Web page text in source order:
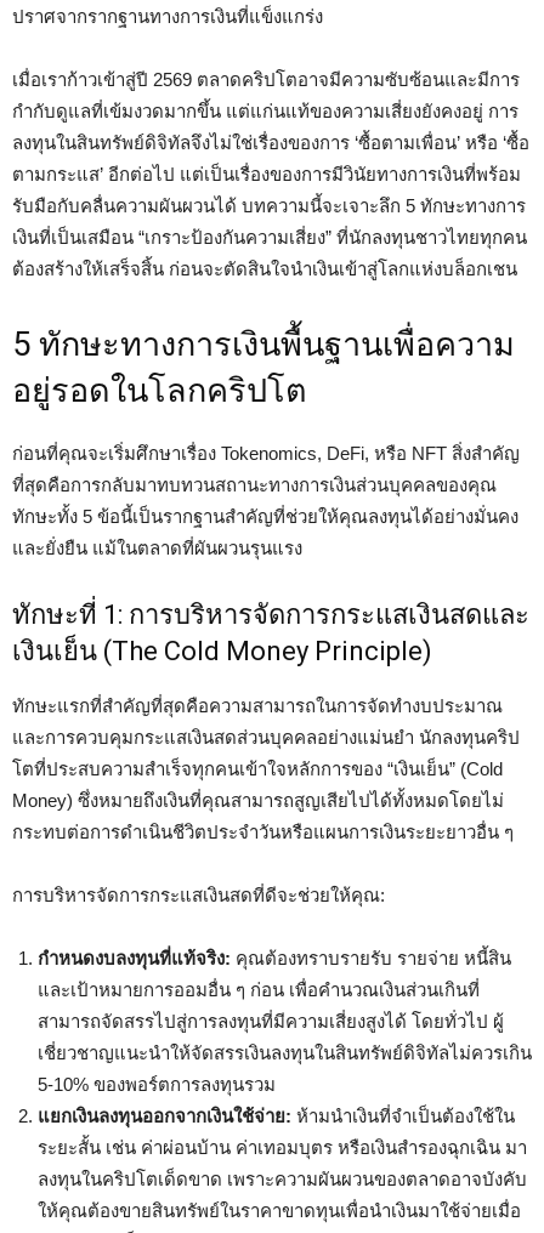
ปราศจากรากฐานทางการเงินที่แข็งแกร่ง
เมื่อเราก้าวเข้าสู่ปี 2569 ตลาดคริปโตอาจมีความซับซ้อนและมีการ
กำกับดูแลที่เข้มงวดมากขึ้น แต่แก่นแท้ของความเสี่ยงยังคงอยู่ การ
ลงทุนในสินทรัพย์ดิจิทัลจึงไม่ใช่เรื่องของการ ‘ซื้อตามเพื่อน’ หรือ ‘ซื้อ
ตามกระแส’ อีกต่อไป แต่เป็นเรื่องของการมีวินัยทางการเงินที่พร้อม
รับมือกับคลื่นความผันผวนได้ บทความนี้จะเจาะลึก 5 ทักษะทางการ
เงินที่เป็นเสมือน “เกราะป้องกันความเสี่ยง” ที่นักลงทุนชาวไทยทุกคน
ต้องสร้างให้เสร็จสิ้น ก่อนจะตัดสินใจนำเงินเข้าสู่โลกแห่งบล็อกเชน
5 ทักษะทางการเงินพื้นฐานเพื่อความ
อยู่รอดในโลกคริปโต
ก่อนที่คุณจะเริ่มศึกษาเรื่อง Tokenomics, DeFi, หรือ NFT สิ่งสำคัญ
ที่สุดคือการกลับมาทบทวนสถานะทางการเงินส่วนบุคคลของคุณ
ทักษะทั้ง 5 ข้อนี้เป็นรากฐานสำคัญที่ช่วยให้คุณลงทุนได้อย่างมั่นคง
และยั่งยืน แม้ในตลาดที่ผันผวนรุนแรง
ทักษะที่ 1: การบริหารจัดการกระแสเงินสดและ
เงินเย็น (The Cold Money Principle)
ทักษะแรกที่สำคัญที่สุดคือความสามารถในการจัดทำงบประมาณ
และการควบคุมกระแสเงินสดส่วนบุคคลอย่างแม่นยำ นักลงทุนคริป
โตที่ประสบความสำเร็จทุกคนเข้าใจหลักการของ “เงินเย็น” (Cold
Money) ซึ่งหมายถึงเงินที่คุณสามารถสูญเสียไปได้ทั้งหมดโดยไม่
กระทบต่อการดำเนินชีวิตประจำวันหรือแผนการเงินระยะยาวอื่น ๆ
การบริหารจัดการกระแสเงินสดที่ดีจะช่วยให้คุณ:
กำหนดงบลงทุนที่แท้จริง: คุณต้องทราบรายรับ รายจ่าย หนี้สิน
และเป้าหมายการออมอื่น ๆ ก่อน เพื่อคำนวณเงินส่วนเกินที่
สามารถจัดสรรไปสู่การลงทุนที่มีความเสี่ยงสูงได้ โดยทั่วไป ผู้
เชี่ยวชาญแนะนำให้จัดสรรเงินลงทุนในสินทรัพย์ดิจิทัลไม่ควรเกิน
5-10% ของพอร์ตการลงทุนรวม
แยกเงินลงทุนออกจากเงินใช้จ่าย: ห้ามนำเงินที่จำเป็นต้องใช้ใน
ระยะสั้น เช่น ค่าผ่อนบ้าน ค่าเทอมบุตร หรือเงินสำรองฉุกเฉิน มา
ลงทุนในคริปโตเด็ดขาด เพราะความผันผวนของตลาดอาจบังคับ
ให้คุณต้องขายสินทรัพย์ในราคาขาดทุนเพื่อนำเงินมาใช้จ่ายเมื่อ